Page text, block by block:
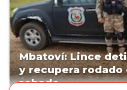
Mbatoví: Lince
y recupera
robado